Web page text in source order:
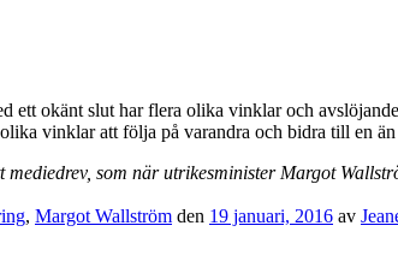
okänt slut har flera olika vinklar och
vinklar att följa på varandra och bidra till en
som när utrikesminister Margot
, Margot Wallström den 19 januari, 2016 av